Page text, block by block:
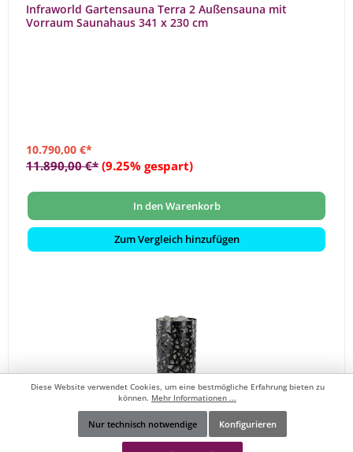
Infraworld Gartensauna Terra 2 Außensauna mit
Vorraum Saunahaus 341 x 230 cm
10.790,00 €*
11.890,00 €* (9.25% gespart)
In den Warenkorb
Zum Vergleich hinzufügen
Werkzeugleiste anzeigen
Diese Website verwendet Cookies, um eine bestmögliche Erfahrung bieten zu
können. Mehr Informationen ...
Nur technisch notwendige Konfigurieren